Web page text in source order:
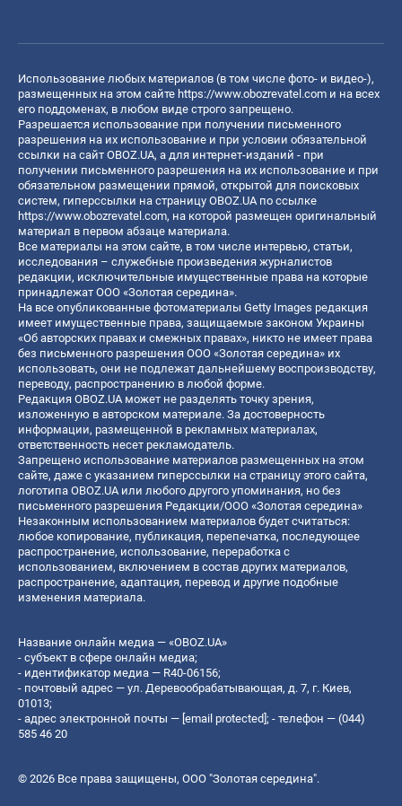
Использование любых материалов (в том числе фото- и видео-),
размещенных на этом сайте https://www.obozrevatel.com и на всех
его поддоменах, в любом виде строго запрещено.
Разрешается использование при получении письменного
разрешения на их использование и при условии обязательной
ссылки на сайт OBOZ.UA, а для интернет-изданий - при
получении письменного разрешения на их использование и при
обязательном размещении прямой, открытой для поисковых
систем, гиперссылки на страницу OBOZ.UA по ссылке
https://www.obozrevatel.com, на которой размещен оригинальный
материал в первом абзаце материала.
Все материалы на этом сайте, в том числе интервью, статьи,
исследования – служебные произведения журналистов
редакции, исключительные имущественные права на которые
принадлежат ООО «Золотая середина».
На все опубликованные фотоматериалы Getty Images редакция
имеет имущественные права, защищаемые законом Украины
«Об авторских правах и смежных правах», никто не имеет права
без письменного разрешения ООО «Золотая середина» их
использовать, они не подлежат дальнейшему воспроизводству,
переводу, распространению в любой форме.
Редакция OBOZ.UA может не разделять точку зрения,
изложенную в авторском материале. За достоверность
информации, размещенной в рекламных материалах,
ответственность несет рекламодатель.
Запрещено использование материалов размещенных на этом
сайте, даже с указанием гиперссылки на страницу этого сайта,
логотипа OBOZ.UA или любого другого упоминания, но без
письменного разрешения Редакции/ООО «Золотая середина»
Незаконным использованием материалов будет считаться:
любое копирование, публикация, перепечатка, последующее
распространение, использование, переработка с
использованием, включением в состав других материалов,
распространение, адаптация, перевод и другие подобные
изменения материала.
Название онлайн медиа — «OBOZ.UA»
- субъект в сфере онлайн медиа;
- идентификатор медиа — R40-06156;
- почтовый адрес — ул. Деревообрабатывающая, д. 7, г. Киев,
01013;
- адрес электронной почты — [email protected]; - телефон — (044)
585 46 20
© 2026 Все права защищены, ООО "Золотая середина".